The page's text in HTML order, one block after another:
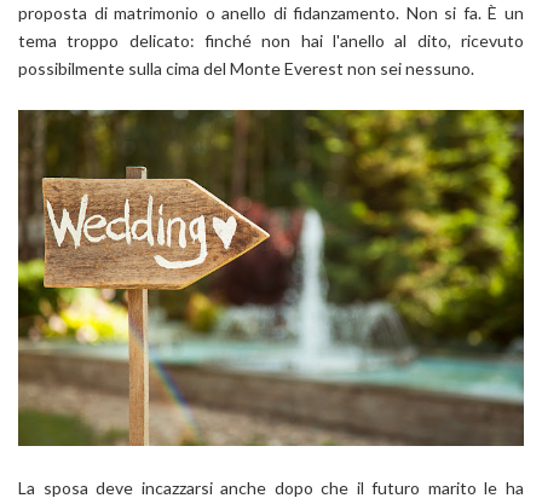
proposta di matrimonio o anello di fidanzamento. Non si fa. È un
tema troppo delicato: finché non hai l'anello al dito, ricevuto
possibilmente sulla cima del Monte Everest non sei nessuno.
La sposa deve incazzarsi anche dopo che il futuro marito le ha